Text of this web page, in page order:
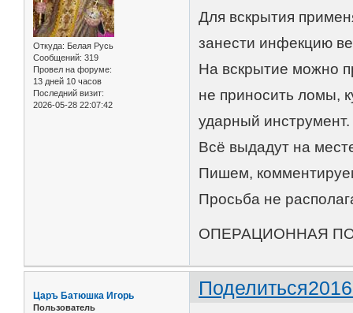
Откуда: Белая Русь
Сообщений: 319
Провел на форуме:
13 дней 10 часов
Последний визит:
2026-05-28 22:07:42
Для вскрытия
занести инфекцию
На вскрытие можно
не приносить ломы,
ударный инструмент.
Всё выдадут на
Пишем,
Просьба не
ОПЕРАЦИОННАЯ
Поделиться
Царъ Батюшка Игорь
Пользователь